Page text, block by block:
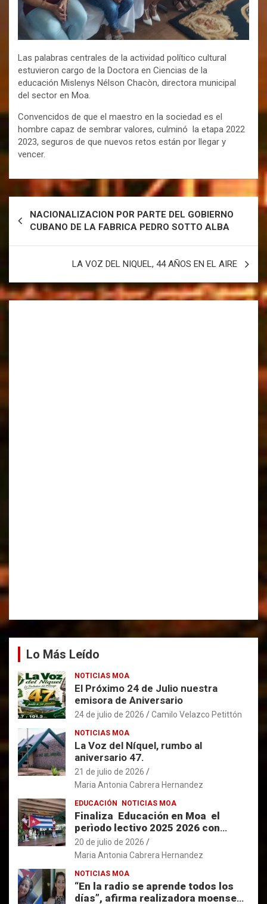
Las palabras centrales de la actividad político cultural
estuvieron cargo de la Doctora en Ciencias de la
educación Mislenys Nélson Chacòn, directora municipal
del sector en Moa.
Convencidos de que el maestro en la sociedad es el
hombre capaz de sembrar valores, culminó la etapa 2022
2023, seguros de que nuevos retos están por llegar y
vencer.
NACIONALIZACION POR PARTE DEL GOBIERNO
CUBANO DE LA FABRICA PEDRO SOTTO ALBA
LA VOZ DEL NIQUEL, 44 AÑOS EN EL AIRE
Lo Más Leído
NOTICIAS MOA
El Próximo 24 de Julio nuestra
emisora de Aniversario
24 de julio de 2026 Camilo Velazco Petittón
NOTICIAS MOA
La Voz del Níquel, rumbo al
aniversario 47.
21 de julio de 2026
Maria Antonia Cabrera Hernandez
EDUCACIÓN NOTICIAS MOA
Finaliza Educación en Moa el
perìodo lectivo 2025 2026 con
resultados favorables.
20 de julio de 2026
Maria Antonia Cabrera Hernandez
NOTICIAS MOA
“En la radio se aprende todos los
días”, afirma realizadora moense